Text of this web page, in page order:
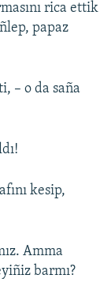
rica ettik
papaz
– o da saña
kesip,
Amma
barmı?